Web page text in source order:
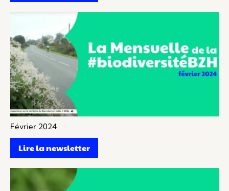
Février 2024
Lire la newsletter